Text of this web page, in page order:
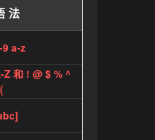
法
9 a-z
Z 和 ! @ $ % ^